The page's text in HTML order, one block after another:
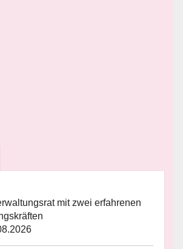
mit zwei erfahrenen